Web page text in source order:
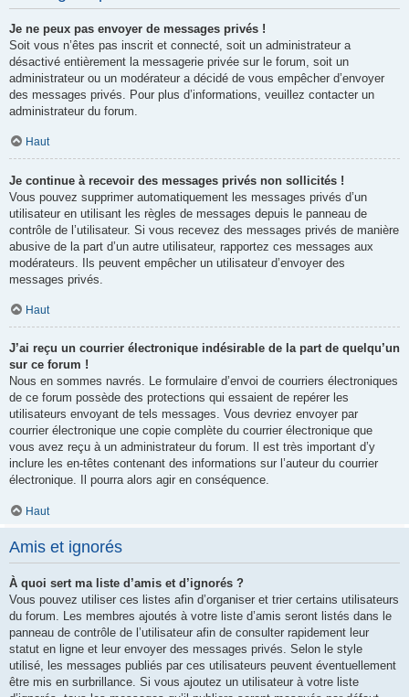
Je ne peux pas envoyer de messages privés !
Soit vous n’êtes pas inscrit et connecté, soit un administrateur a
désactivé entièrement la messagerie privée sur le forum, soit un
administrateur ou un modérateur a décidé de vous empêcher d’envoyer
des messages privés. Pour plus d’informations, veuillez contacter un
administrateur du forum.
Haut
Je continue à recevoir des messages privés non sollicités !
Vous pouvez supprimer automatiquement les messages privés d’un
utilisateur en utilisant les règles de messages depuis le panneau de
contrôle de l’utilisateur. Si vous recevez des messages privés de manière
abusive de la part d’un autre utilisateur, rapportez ces messages aux
modérateurs. Ils peuvent empêcher un utilisateur d’envoyer des
messages privés.
Haut
J’ai reçu un courrier électronique indésirable de la part de quelqu’un
sur ce forum !
Nous en sommes navrés. Le formulaire d’envoi de courriers électroniques
de ce forum possède des protections qui essaient de repérer les
utilisateurs envoyant de tels messages. Vous devriez envoyer par
courrier électronique une copie complète du courrier électronique que
vous avez reçu à un administrateur du forum. Il est très important d’y
inclure les en-têtes contenant des informations sur l’auteur du courrier
électronique. Il pourra alors agir en conséquence.
Haut
Amis et ignorés
À quoi sert ma liste d’amis et d’ignorés ?
Vous pouvez utiliser ces listes afin d’organiser et trier certains utilisateurs
du forum. Les membres ajoutés à votre liste d’amis seront listés dans le
panneau de contrôle de l’utilisateur afin de consulter rapidement leur
statut en ligne et leur envoyer des messages privés. Selon le style
utilisé, les messages publiés par ces utilisateurs peuvent éventuellement
être mis en surbrillance. Si vous ajoutez un utilisateur à votre liste